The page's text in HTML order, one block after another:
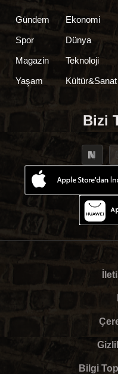
Gündem
Spor
Magazin
Yaşam
Ekonomi
Dünya
Teknoloji
Kültür&Sanat
Bizi
Bilgi